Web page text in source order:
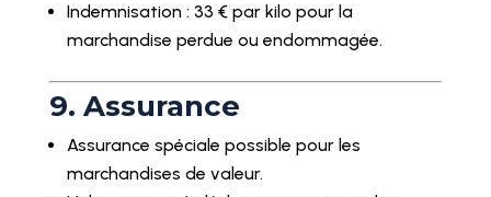
Indemnisation : 33 € par kilo pour la
marchandise perdue ou endommagée.
9. Assurance
Assurance spéciale possible pour les
marchandises de valeur.